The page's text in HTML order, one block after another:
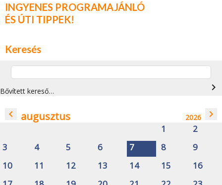
INGYENES PROGRAMAJÁNLÓ
ÉS ÚTI TIPPEK!
Keresés
Bővített kereső… navigate_next
navigate_before augusztus 2026 navigate_next
1
2
3
4 5 6 7 8
9
10
11 12 13 14 15
16